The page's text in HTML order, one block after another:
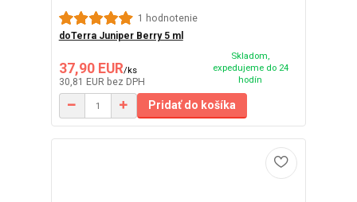
1 hodnotenie
doTerra Juniper Berry 5 ml
37,90 EUR/ks
30,81 EUR bez DPH
Skladom,
expedujeme do 24
hodín
Pridať do košíka